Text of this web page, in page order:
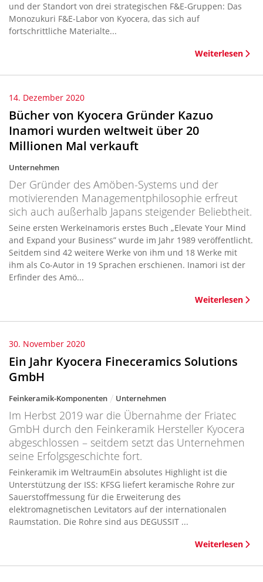
und der Standort von drei strategischen F&E-Gruppen: Das
Monozukuri F&E-Labor von Kyocera, das sich auf
fortschrittliche Materialte...
Weiterlesen
14. Dezember 2020
Bücher von Kyocera Gründer Kazuo
Inamori wurden weltweit über 20
Millionen Mal verkauft
Unternehmen
Der Gründer des Amöben-Systems und der
motivierenden Managementphilosophie erfreut
sich auch außerhalb Japans steigender Beliebtheit.
Seine ersten WerkeInamoris erstes Buch „Elevate Your Mind
and Expand your Business” wurde im Jahr 1989 veröffentlicht.
Seitdem sind 42 weitere Werke von ihm und 18 Werke mit
ihm als Co-Autor in 19 Sprachen erschienen. Inamori ist der
Erfinder des Amö...
Weiterlesen
30. November 2020
Ein Jahr Kyocera Fineceramics Solutions
GmbH
Feinkeramik-Komponenten Unternehmen
Im Herbst 2019 war die Übernahme der Friatec
GmbH durch den Feinkeramik Hersteller Kyocera
abgeschlossen – seitdem setzt das Unternehmen
seine Erfolgsgeschichte fort.
Feinkeramik im WeltraumEin absolutes Highlight ist die
Unterstützung der ISS: KFSG liefert keramische Rohre zur
Sauerstoffmessung für die Erweiterung des
elektromagnetischen Levitators auf der internationalen
Raumstation. Die Rohre sind aus DEGUSSIT ...
Weiterlesen